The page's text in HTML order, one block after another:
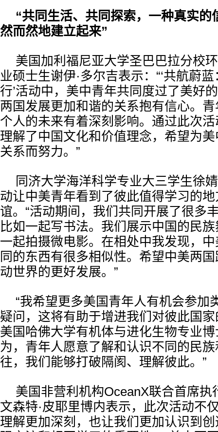
“共同生活、共同探索，一种真实的
然而然地建立起来”
美国加利福尼亚大学圣巴巴拉分校
业硕士生谢伊·多尔吉表示：“‘共航蔚
行’活动中，美中青年共同度过了美好
两国发展更加和谐的关系抱有信心。
个人的未来有着深刻影响。通过此次
理解了中国文化和价值理念，希望为
关系而努力。”
同济大学海洋科学专业大三学生徐
动让中美青年看到了彼此值得学习的
谊。“活动期间，我们共同开展了很多
比如一起写书法。我们展示中国的民
一起拍摄微电影。在相处中我发现，
同的东西有很多相似性。希望中美两
动世界的更好发展。”
“我希望更多美国青年人有机会参加
疑问，这将有助于增进我们对彼此国家
美国哈佛大学有机体与进化生物专业博
为，青年人愿意了解和认识不同的民
往，我们能够打破隔阂、理解彼此。”
美国非营利机构OceanX联合首席执
文森特·皮耶里博内表示，此次活动不
理解更加深刻，也让我们更加认识到